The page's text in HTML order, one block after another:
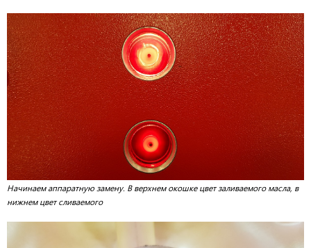
Начинаем аппаратную замену. В верхнем окошке цвет заливаемого масла, в
нижнем цвет сливаемого